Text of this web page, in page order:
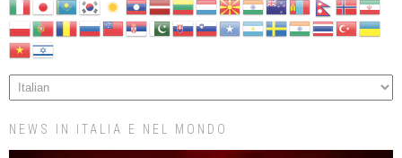
NEWS IN ITALIA E NEL MONDO